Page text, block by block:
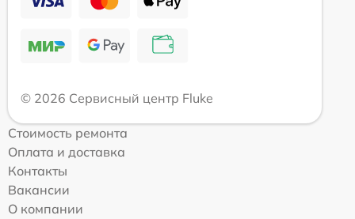
© 2026 Сервисный центр Fluke
Стоимость ремонта
Оплата и доставка
Контакты
Вакансии
О компании